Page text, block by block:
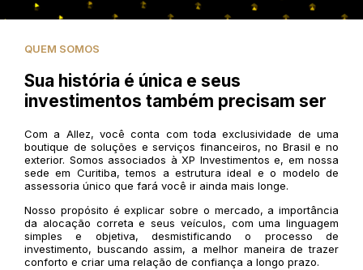
QUEM SOMOS
Sua história é única e seus
investimentos também precisam ser
Com a Allez, você conta com toda exclusividade de uma
boutique de soluções e serviços financeiros, no Brasil e no
exterior. Somos associados à XP Investimentos e, em nossa
sede em Curitiba, temos a estrutura ideal e o modelo de
assessoria único que fará você ir ainda mais longe.
Nosso propósito é explicar sobre o mercado, a importância
da alocação correta e seus veículos, com uma linguagem
simples e objetiva, desmistificando o processo de
investimento, buscando assim, a melhor maneira de trazer
conforto e criar uma relação de confiança a longo prazo.